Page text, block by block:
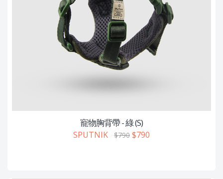
寵物胸背帶 - 綠 (S)
SPUTNIK $790 $790